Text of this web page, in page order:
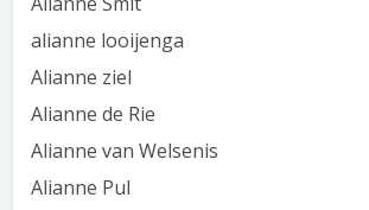
alianne looijenga
Alianne ziel
Alianne de Rie
Alianne van Welsenis
Alianne Pul